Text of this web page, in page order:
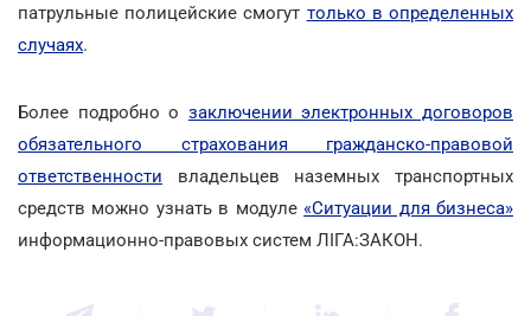
патрульные полицейские смогут только в определенных
случаях.
Более подробно о заключении электронных договоров
обязательного страхования гражданско-правовой
ответственности владельцев наземных транспортных
средств можно узнать в модуле «Ситуации для бизнеса»
информационно-правовых систем ЛІГА:ЗАКОН.